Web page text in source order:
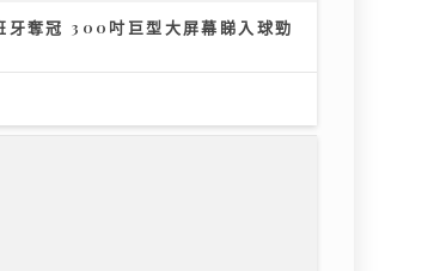
牙奪冠 300吋巨型大屏幕睇入球勁
用大灣區及樂齡科技